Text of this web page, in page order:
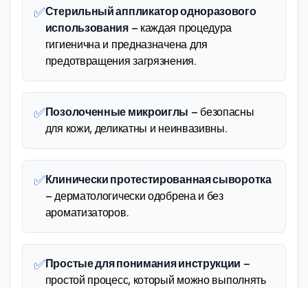
✅Стерильный аппликатор одноразового
использования– каждая процедура
гигиенична и предназначена для
предотвращения загрязнения.
✅Позолоченные микроиглы – безопасны
для кожи, деликатны и неинвазивны.
✅Клинически протестированная сыворотка
– дерматологически одобрена и без
ароматизаторов.
✅Простые для понимания инструкции –
простой процесс, который можно выполнять